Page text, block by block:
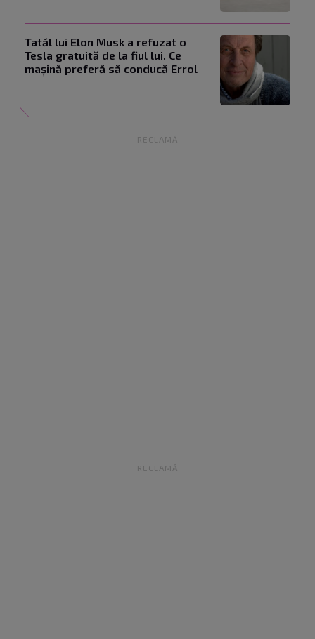
Tatăl lui Elon Musk a refuzat o
Tesla gratuită de la fiul lui. Ce
mașină preferă să conducă Errol
RECLAMĂ
RECLAMĂ